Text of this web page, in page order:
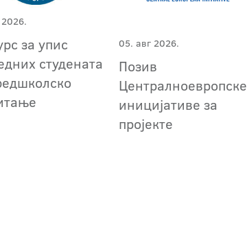
за упис
студената
05. авг 2026.
Позив
Централноевропске
иницијативе за
пројекте